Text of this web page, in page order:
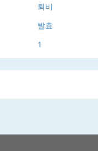
퇴비
발효
1